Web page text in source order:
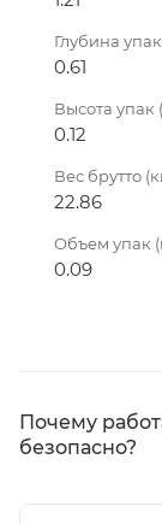
Глубина
0.61
Высота упак
0.12
Вес брутто
22.86
Объем упак
0.09
Почему
безопасно?